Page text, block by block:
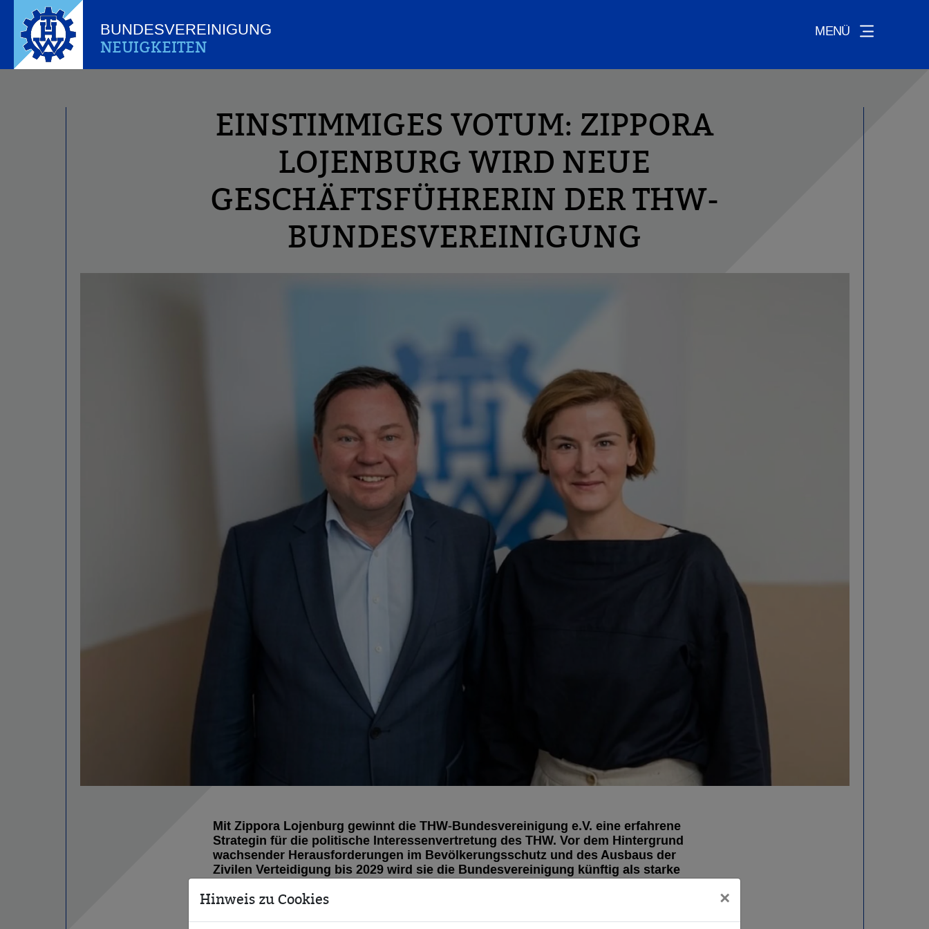
BUNDESVEREINIGUNG
NEUIGKEITEN
MENÜ
EINSTIMMIGES VOTUM: ZIPPORA
LOJENBURG WIRD NEUE
GESCHÄFTSFÜHRERIN DER THW-
BUNDESVEREINIGUNG
Mit Zippora Lojenburg gewinnt die THW-Bundesvereinigung e.V. eine erfahrene
Strategin für die politische Interessenvertretung des THW. Vor dem Hintergrund
wachsender Herausforderungen im Bevölkerungsschutz und des Ausbaus der
Zivilen Verteidigung bis 2029 wird sie die Bundesvereinigung künftig als starke
Stimme innerhalb der THW-Familie weiterentwickeln.
Der Vorstand der THW-Bundesvereinigung e.V. freut sich, eine wesentliche
Hinweis zu Cookies ×